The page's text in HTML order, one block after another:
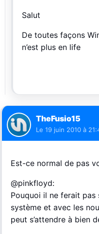
Salut
De toutes façons
n’est plus en life
TheFusio15
Le 19 juin 2010 à
Est-ce normal de pas
@pinkfloyd:
Pouquoi il ne ferait pas
système et avec les
peut s’attendre à bien